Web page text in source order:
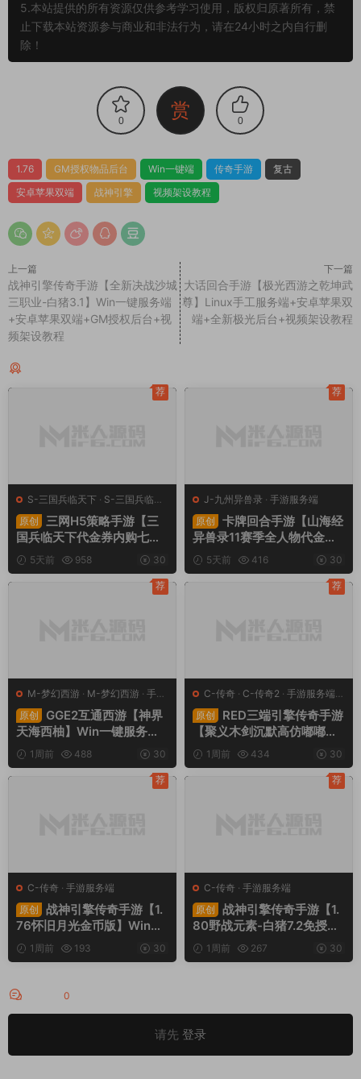
5.本站提供的所有资源仅供参考学习使用，版权归原著所有，禁
止下载本站资源参与商业和非法行为，请在24小时之内自行删
除！
0 赏 0
1.76 GM授权物品后台 Win一键端 传奇手游
复古
安卓苹果双端
战神引擎 视频架设教程
上一篇
战神引擎传奇手游【全新决战沙城
三职业-白猪3.1】Win一键服务端
+安卓苹果双端+GM授权后台+视
频架设教程
下一篇
大话回合手游【极光西游之乾坤武
尊】Linux手工服务端+安卓苹果双
端+全新极光后台+视频架设教程
S-三国兵临天下 · S-三国兵临天
下· 手游服务端·页游服务端
原创
三网H5策略手游【三
国兵临天下代金券内购七合
修复版】Linux手工服务端
+管理后台+GM授权后台
+简易安卓客户端+视频架设
5天前 958 30
荐
J-九州异兽录 · 手游服务端
原创
卡牌回合手游【山海经
异兽录11赛季全人物代金券
内购版】Win一键服务端+授
权GM后台+管理后台+热更
修改工具+安卓+视频架设教
5天前 416 30
荐
M-梦幻西游 · M-梦幻西游 · 手游
服务端 · 端游服务端
原创
GGE2互通西游【神界
天海西柚】Win一键服务端
+安卓苹果PC三端+内置GM
工具+全套源码+视频架设教
1周前 488 30
荐
C-传奇 · C-传奇2 · 手游服务端·
端游服务端
原创
RED三端引擎传奇手游
【聚义木剑沉默高仿嘟嘟沉
默】Win一键服务端+安卓苹
果PC三端+视频架设教程
1周前 434 30
荐
C-传奇 · 手游服务端
原创
战神引擎传奇手游【1.
76怀旧月光金币版】Win一
键服务端+安卓苹果双端+G
M授权物品后台+视频架设教
1周前 193 30
荐
C-传奇 · 手游服务端
原创
战神引擎传奇手游【1.
80野战元素-白猪7.2免授
权】Win一键服务端+安卓+
GM授权物品后台+视频架设
1周前 267 30
荐
0
请先 登录